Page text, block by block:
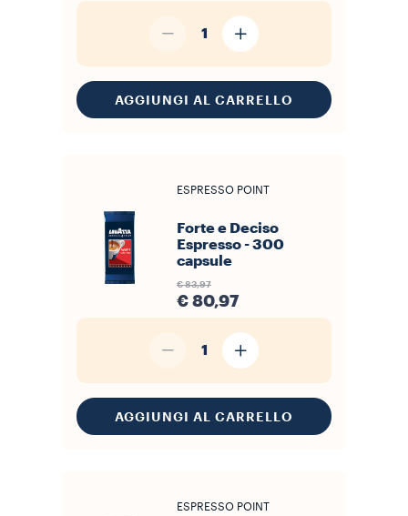
1
AGGIUNGI AL CARRELLO
ESPRESSO POINT
Forte e Deciso
Espresso - 300
capsule
€ 83,97
€ 80,97
1
AGGIUNGI AL CARRELLO
ESPRESSO POINT